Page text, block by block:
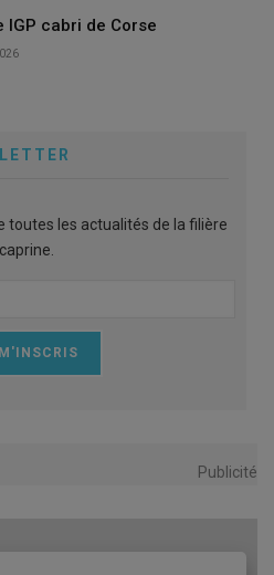
IGP cabri de Corse
toutes les actualités de la filière
caprine.
Publicité